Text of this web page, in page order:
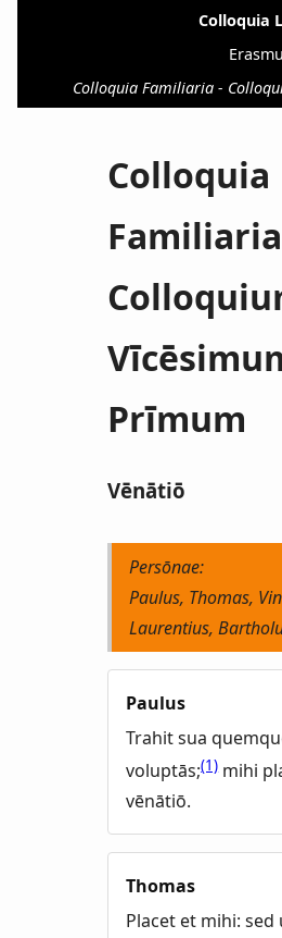
Colloquia
Colloquia Familiaria -
Colloquia
Prīmum
Vēnātiō
Persōnae:
Paulus, Thomas,
Laurentius,
Paulus
Trahit sua
voluptās;(1)mihi
vēnātiō.
Thomas
Placet et mihi: sed